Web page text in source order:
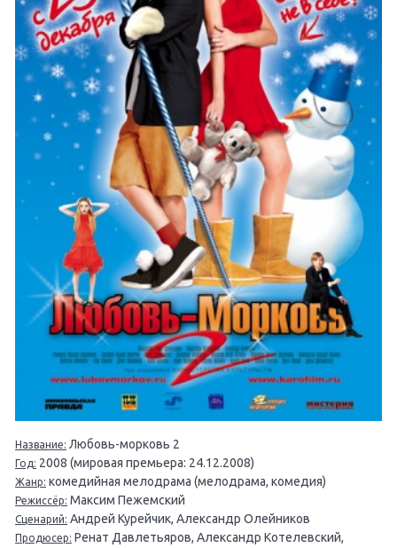
Название: Любовь-морковь 2
Год: 2008 (мировая премьера: 24.12.2008)
Жанр: комедийная мелодрама (мелодрама, комедия)
Режиссёр: Максим Пежемский
Сценарий: Андрей Курейчик, Александр Олейников
Продюсер: Ренат Давлетьяров, Александр Котелевский,